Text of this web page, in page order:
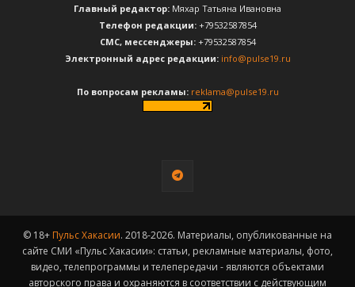
Главный редактор: Мяхар Татьяна Ивановна
Телефон редакции:+79532587854
CМС, мессенджеры:+79532587854
Электронный адрес редакции: info@pulse19.ru
По вопросам рекламы: reklama@pulse19.ru
© 18+ Пульс Хакасии. 2018-2026. Материалы, опубликованные на
сайте СМИ «Пульс Хакасии»: статьи, рекламные материалы, фото,
видео, телепрограммы и телепередачи - являются объектами
авторского права и охраняются в соответствии с действующим